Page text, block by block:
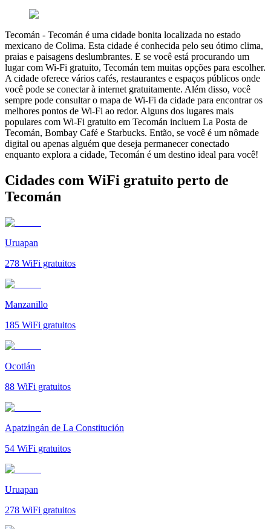
Tecomán - Tecomán é uma cidade bonita localizada no estado
mexicano de Colima. Esta cidade é conhecida pelo seu ótimo clima,
praias e paisagens deslumbrantes. E se você está procurando um
lugar com Wi-Fi gratuito, Tecomán tem muitas opções para escolher.
A cidade oferece vários cafés, restaurantes e espaços públicos onde
você pode se conectar à internet gratuitamente. Além disso, você
sempre pode consultar o mapa de Wi-Fi da cidade para encontrar os
melhores pontos de Wi-Fi ao redor. Alguns dos lugares mais
populares com Wi-Fi gratuito em Tecomán incluem La Posta de
Tecomán, Bombay Café e Starbucks. Então, se você é um nômade
digital ou apenas alguém que deseja permanecer conectado
enquanto explora a cidade, Tecomán é um destino ideal para você!
Cidades com WiFi gratuito perto de
Tecomán
Uruapan
278 WiFi gratuitos
Manzanillo
185 WiFi gratuitos
Ocotlán
88 WiFi gratuitos
Apatzingán de La Constitución
54 WiFi gratuitos
Uruapan
278 WiFi gratuitos